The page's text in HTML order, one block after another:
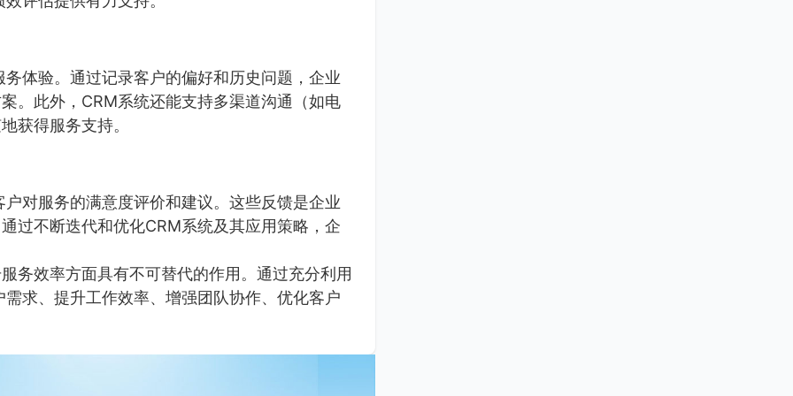
体验。通过记录客户的偏好和历史问题，企业
。此外，CRM系统还能支持多渠道沟通（如电
获得服务支持。
对服务的满意度评价和建议。这些反馈是企业
过不断迭代和优化CRM系统及其应用策略，企
务效率方面具有不可替代的作用。通过充分利用
求、提升工作效率、增强团队协作、优化客户